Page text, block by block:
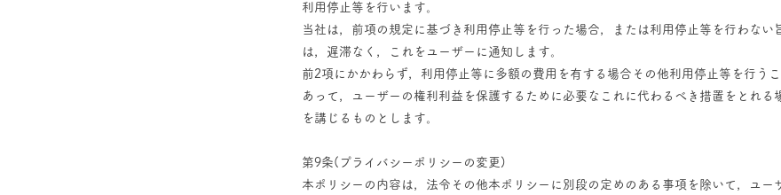
利用停止等を行います。
当社は，前項の規定に基づき利用停止等を行った場合，または利用停止等を行わない
は，遅滞なく，これをユーザーに通知します。
前2項にかかわらず，利用停止等に多額の費用を有する場合その他利用停止等を行う
あって，ユーザーの権利利益を保護するために必要なこれに代わるべき措置をとれる
を講じるものとします。
第9条(プライバシーポリシーの変更)
本ポリシーの内容は，法令その他本ポリシーに別段の定めのある事項を除いて，ユー